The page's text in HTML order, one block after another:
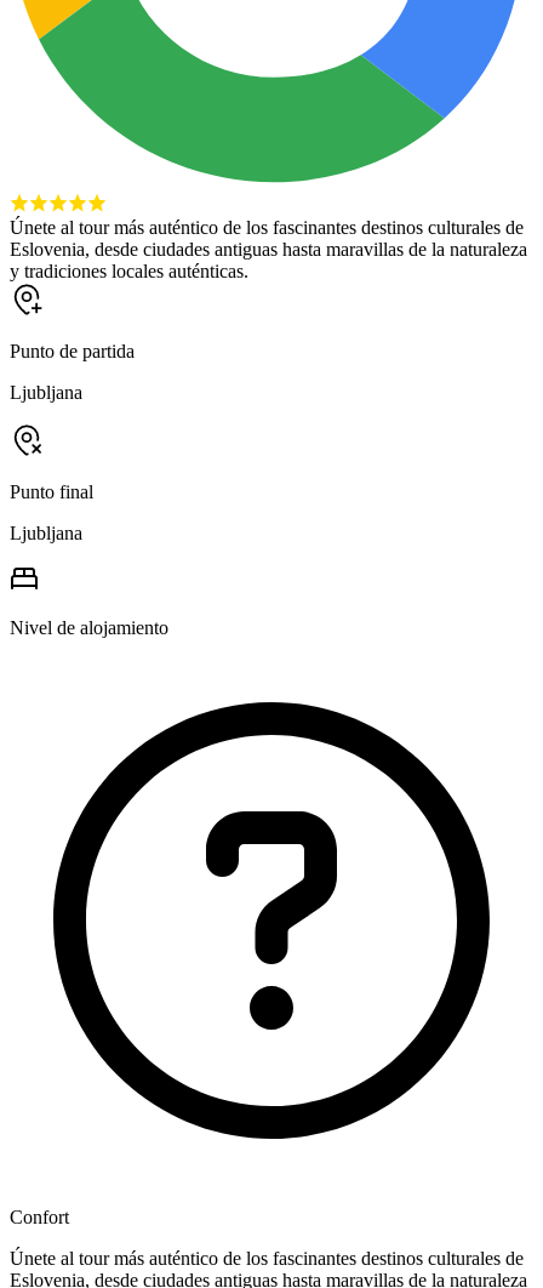
Únete al tour más auténtico de los fascinantes destinos culturales de
Eslovenia, desde ciudades antiguas hasta maravillas de la naturaleza
y tradiciones locales auténticas.
Punto de partida
Ljubljana
Punto final
Ljubljana
Nivel de alojamiento
Confort
Únete al tour más auténtico de los fascinantes destinos culturales de
Eslovenia, desde ciudades antiguas hasta maravillas de la naturaleza